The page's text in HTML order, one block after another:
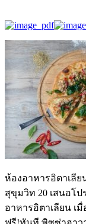
ห้องอาหารอิตาเลี
สุขุมวิท 20 เสนอโ
อาหารอิตาเลียน เ